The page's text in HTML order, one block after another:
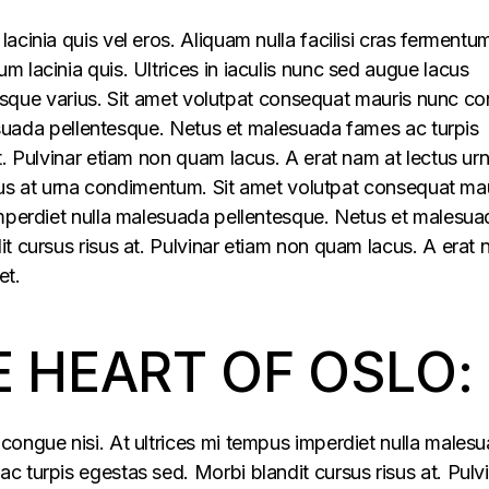
quis vel eros. Aliquam nulla facilisi cras
lacinia quis. Ultrices in iaculis nunc sed augue lacus
varius. Sit amet volutpat consequat mauris nunc
pellentesque. Netus et malesuada fames ac turpis
etiam non quam lacus. A erat nam at lectus
at urna condimentum. Sit amet volutpat consequat
nulla malesuada pellentesque. Netus et
risus at. Pulvinar etiam non quam lacus. A erat
HEART OF OSLO:
nisi. At ultrices mi tempus imperdiet nulla
turpis egestas sed. Morbi blandit cursus risus at.